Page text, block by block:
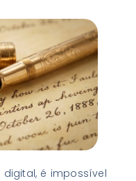
é impossível